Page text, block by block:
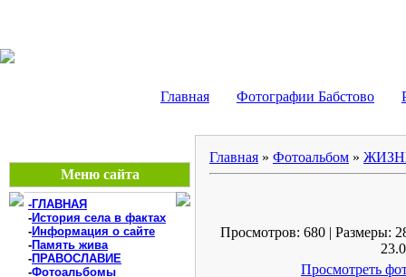
Главная Фотографии Бабстово
Меню сайта
-ГЛАВНАЯ
-История села в фактах
-Информация о сайте
-Память жива
-ПРАВОСЛАВИЕ
-Фотоальбомы
Главная » Фотоальбом »
Просмотров: 680 | Размеры:
Просмотреть